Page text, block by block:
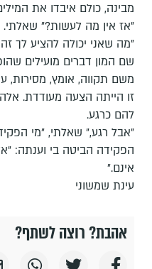
מבינה, כולם איבדו את
״אז אין מה לעשות?״ שאלתי.
״מה שאני יכולה להציע לך
שם המון דברים מועילים
משם תקווה, אומץ, מסירות,
זו הייתה הצעה מעודדת.
להם כרגע.
״אבל רגע,״ שאלתי, ״מי
הפקידה הביטה בי וענתה:
אינם.״
עינת שמשוני
אהבת? רוצה לשתף?